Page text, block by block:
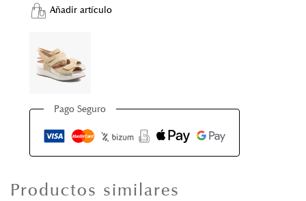
Añadir artículo
Pago Seguro
Productos similares